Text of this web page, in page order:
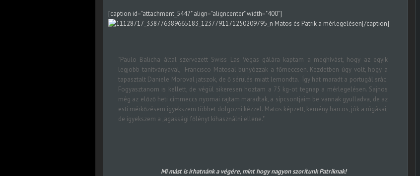
[caption id="attachment_5447" align="aligncenter" width="400"]
Matos és Patrik a mérlegelésen[/caption]
"Paulo Balicha által szervezett Swiss Las Vegas gálára kaptam a meghívást, hogy az egyik
legjobb tanítványával, Francisco Matosal bunyózzak a főmeccsen. Kezdetben úgy volt, hogy a
tapasztalt Daniele Moroval jatszok, de ő sérülés miatt lemondta. Így hát maradt a portugál srác.
Fogyasztanom is kellett, de végül sikeresen hoztam a 75 kg-ot tegnap a mérlegelésen. Sajnos
még az előző heti címmeccs nyomai rajtam maradtak, a sípcsontjaim be vannak gyulladva, de az
esti mérkőzésem igyekszem többet dolgozni kézzel. Matos képzett, kemény harcos, jók a rúgásai,
de igyekszem a ,agassági főlényt kihasználni ellene."
Mi mást is írhatnánk a végére, mint hogy nagyon szorítunk Patriknak!